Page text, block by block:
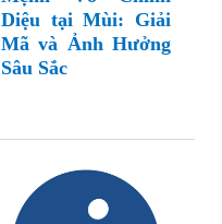
Diệu tại Mùi: Giải
Mã và Ảnh Hưởng
Sâu Sắc